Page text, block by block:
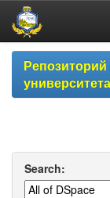
Skip
navigation
Search: